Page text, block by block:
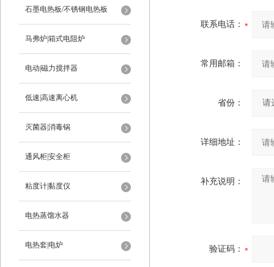
石墨电热板/不锈钢电热板
马弗炉|箱式电阻炉
电动|磁力搅拌器
低速|高速离心机
灭菌器|消毒锅
通风柜|安全柜
粘度计|黏度仪
电热蒸馏水器
电热套|电炉
联系电话：
常用邮箱：
省份：
详细地址：
补充说明：
验证码：